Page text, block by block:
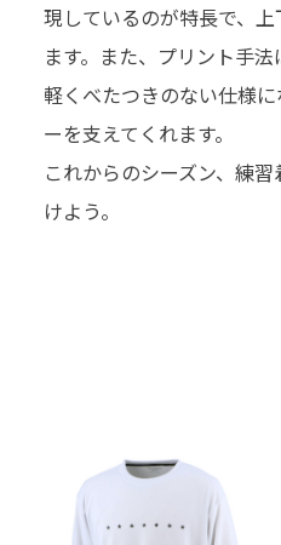
現しているのが特⻑で、
ます。また、プリント手法
軽くべたつきのない仕様
ーを支えてくれます。
これからのシーズン、練
けよう。